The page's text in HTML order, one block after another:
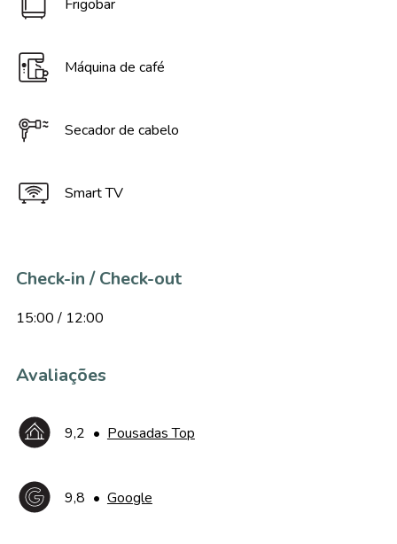
Frigobar
Máquina de café
Secador de cabelo
Smart TV
Check-in / Check-out
15:00 / 12:00
Avaliações
9,2 • Pousadas Top
9,8 • Google